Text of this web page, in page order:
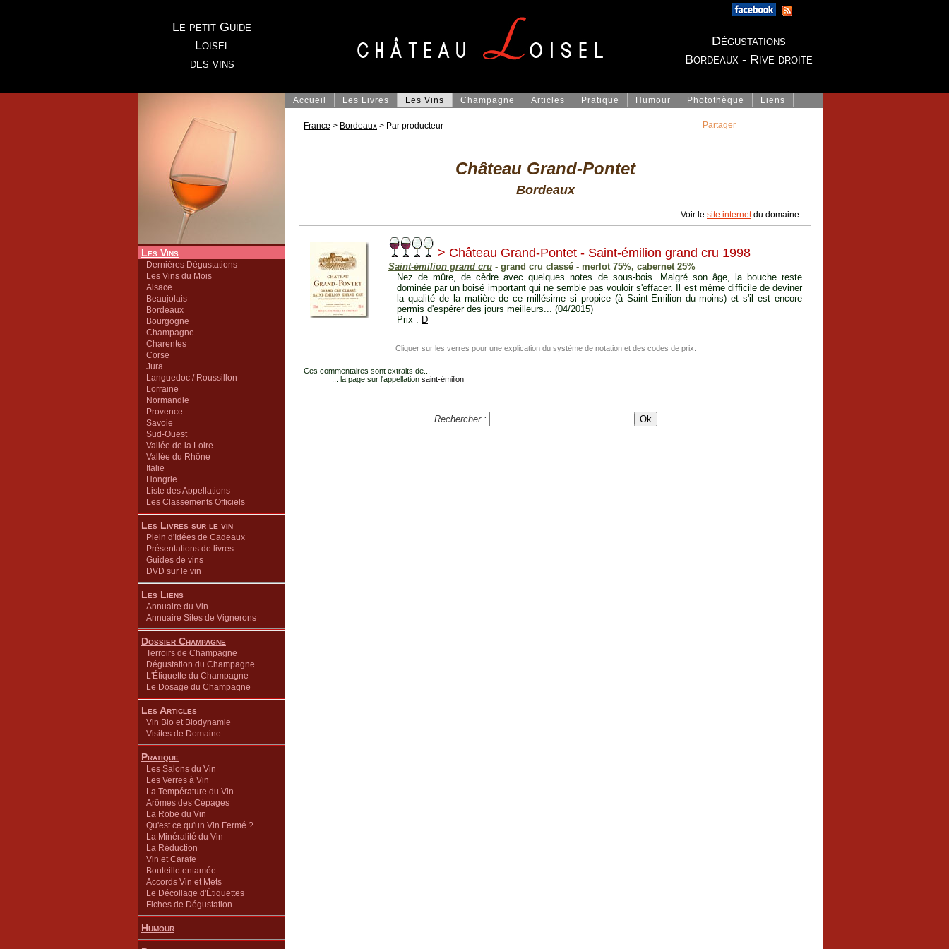
Le petit Guide
Loisel
des vins
Dégustations
Bordeaux - Rive droite
Les Vins
Dernières Dégustations
Les Vins du Mois
Alsace
Beaujolais
Bordeaux
Bourgogne
Champagne
Charentes
Corse
Jura
Languedoc / Roussillon
Lorraine
Normandie
Provence
Savoie
Sud-Ouest
Vallée de la Loire
Vallée du Rhône
Italie
Hongrie
Liste des Appellations
Les Classements Officiels
Les Livres sur le vin
Plein d'Idées de Cadeaux
Présentations de livres
Guides de vins
DVD sur le vin
Les Liens
Annuaire du Vin
Annuaire Sites de Vignerons
Dossier Champagne
Terroirs de Champagne
Dégustation du Champagne
L'Étiquette du Champagne
Le Dosage du Champagne
Les Articles
Vin Bio et Biodynamie
Visites de Domaine
Pratique
Les Salons du Vin
Les Verres à Vin
La Température du Vin
Arômes des Cépages
La Robe du Vin
Qu'est ce qu'un Vin Fermé ?
La Minéralité du Vin
La Réduction
Vin et Carafe
Bouteille entamée
Accords Vin et Mets
Le Décollage d'Étiquettes
Fiches de Dégustation
Humour
Accueil Les Livres Les Vins Champagne Articles Pratique Humour Photothèque Liens
France > Bordeaux > Par producteur
Château Grand-Pontet
Bordeaux
Voir le site internetdu domaine.
> Château Grand-Pontet - Saint-émilion grand cru 1998
Saint-émilion grand cru - grand cru classé - merlot 75%, cabernet 25%
Nez de mûre, de cèdre avec quelques notes de sous-bois. Malgré son âge, la bouche reste
dominée par un boisé important qui ne semble pas vouloir s'effacer. Il est même difficile de deviner
la qualité de la matière de ce millésime si propice (à Saint-Emilion du moins) et s'il est encore
permis d'espérer des jours meilleurs... (04/2015)
Prix : D
Cliquer sur les verres pour une explication du système de notation et des codes de prix.
Ces commentaires sont extraits de...
... la page sur l'appellation saint-émilion
Rechercher :
Partager